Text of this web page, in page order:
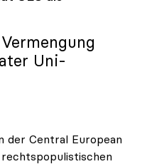
Uni-
der Central European